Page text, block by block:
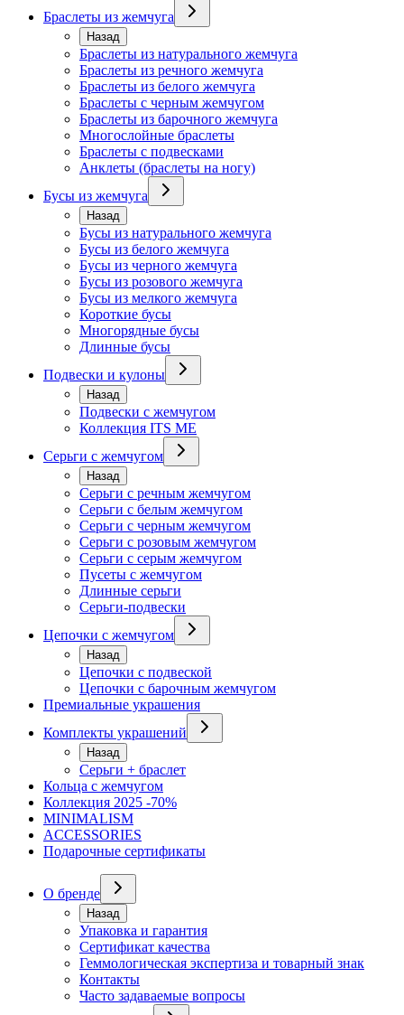
Браслеты из жемчуга
Назад
Браслеты из натурального жемчуга
Браслеты из речного жемчуга
Браслеты из белого жемчуга
Браслеты с черным жемчугом
Браслеты из барочного жемчуга
Многослойные браслеты
Браслеты с подвесками
Анклеты (браслеты на ногу)
Бусы из жемчуга
Назад
Бусы из натурального жемчуга
Бусы из белого жемчуга
Бусы из черного жемчуга
Бусы из розового жемчуга
Бусы из мелкого жемчуга
Короткие бусы
Многорядные бусы
Длинные бусы
Подвески и кулоны
Назад
Подвески с жемчугом
Коллекция ITS ME
Серьги с жемчугом
Назад
Серьги с речным жемчугом
Серьги с белым жемчугом
Серьги с черным жемчугом
Серьги с розовым жемчугом
Серьги с серым жемчугом
Пусеты с жемчугом
Длинные серьги
Серьги-подвески
Цепочки с жемчугом
Назад
Цепочки с подвеской
Цепочки с барочным жемчугом
Премиальные украшения
Комплекты украшений
Назад
Серьги + браслет
Кольца с жемчугом
Коллекция 2025 -70%
MINIMALISM
ACCESSORIES
Подарочные сертификаты
О бренде
Назад
Упаковка и гарантия
Сертификат качества
Геммологическая экспертиза и товарный знак
Контакты
Часто задаваемые вопросы